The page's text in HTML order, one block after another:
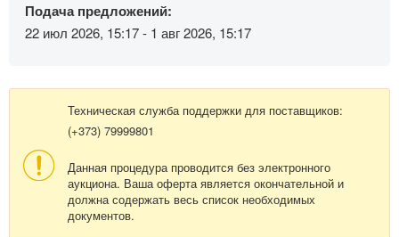
Подача предложений:
22 июл 2026, 15:17 - 1 авг 2026, 15:17
Техническая служба поддержки для поставщиков:
(+373) 79999801
Данная процедура проводится без электронного
аукциона. Ваша оферта является окончательной и
должна содержать весь список необходимых
документов.